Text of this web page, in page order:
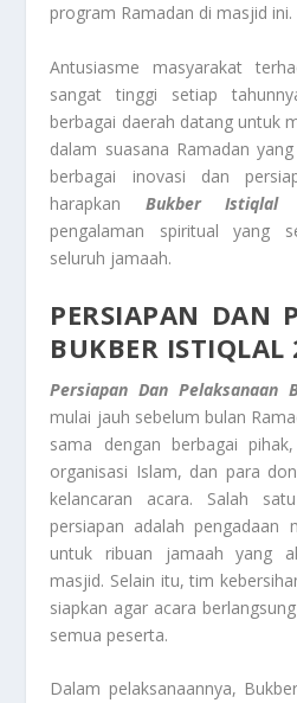
program Ramadan di masjid ini.
Antusiasme masyarakat
sangat tinggi setiap
berbagai daerah datang untuk
dalam suasana Ramadan
berbagai inovasi dan
harapkan Bukber Istiqlal
pengalaman spiritual yang
seluruh jamaah.
PERSIAPAN DAN
BUKBER ISTIQLAL
Persiapan Dan Pelaksanaan
mulai jauh sebelum bulan
sama dengan berbagai
organisasi Islam, dan para
kelancaran acara. Salah
persiapan adalah pengadaan
untuk ribuan jamaah yang
masjid. Selain itu, tim
siapkan agar acara
semua peserta.
Dalam pelaksanaannya,